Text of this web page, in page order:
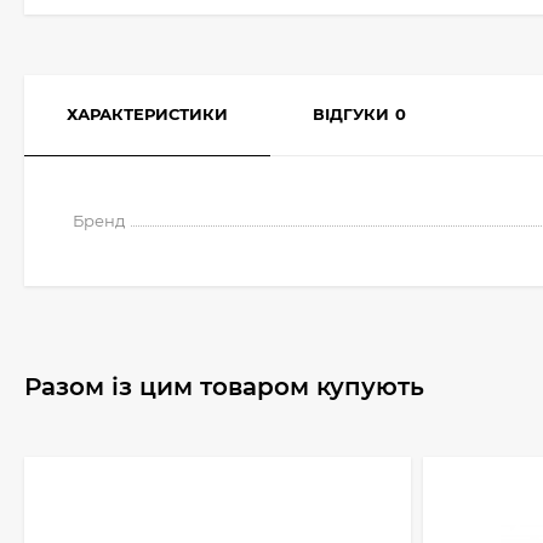
ХАРАКТЕРИСТИКИ ВІДГУКИ 0
Бренд
Разом із цим товаром купують